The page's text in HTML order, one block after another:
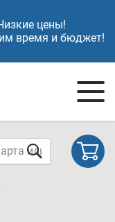
цены!
время и бюджет!